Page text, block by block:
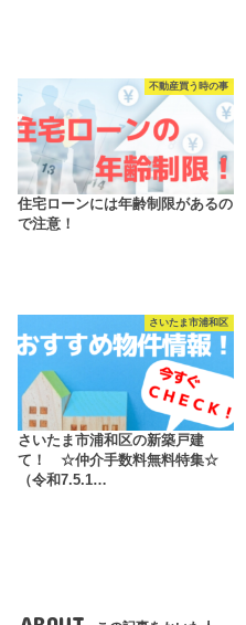
不動産買う時の事
住宅ローンには年齢制限があるの
で注意！
さいたま市浦和区
さいたま市浦和区の新築戸建
て！ ☆仲介手数料無料特集☆
（令和7.5.1…